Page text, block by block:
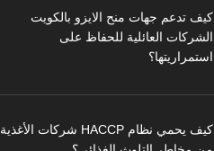
كيف تدعم جهات منح الايزو بالكويت
الشركات العائلية للحفاظ على
استمراريتها؟
كيف يحمي نظام HACCP شركات الأغذية